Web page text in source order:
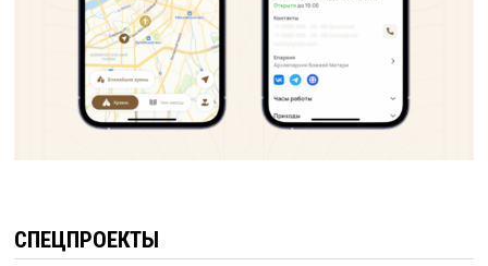
СПЕЦПРОЕКТЫ